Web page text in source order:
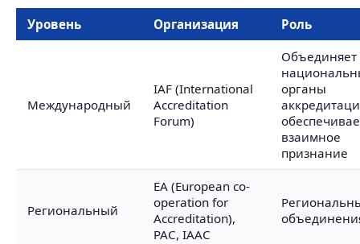
Уровень Организация Роль
Международный
IAF (International
Accreditation
Forum)
Объединяет
органы
взаимное
признание
Региональный
EA (European co-
operation for
Accreditation),
PAC, IAAC